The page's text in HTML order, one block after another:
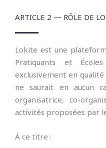
ARTICLE 2 — RÔLE DE
Lokite est une
Pratiquants et
exclusivement en
ne saurait en aucun
organisatrice, co-
activités proposées par
À ce titre :